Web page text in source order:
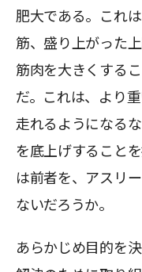
肥大である。これ
筋、盛り上がった
筋肉を大きくする
だ。これは、より
走れるようになる
を底上げすること
は前者を、アスリ
ないだろうか。
あらかじめ目的を